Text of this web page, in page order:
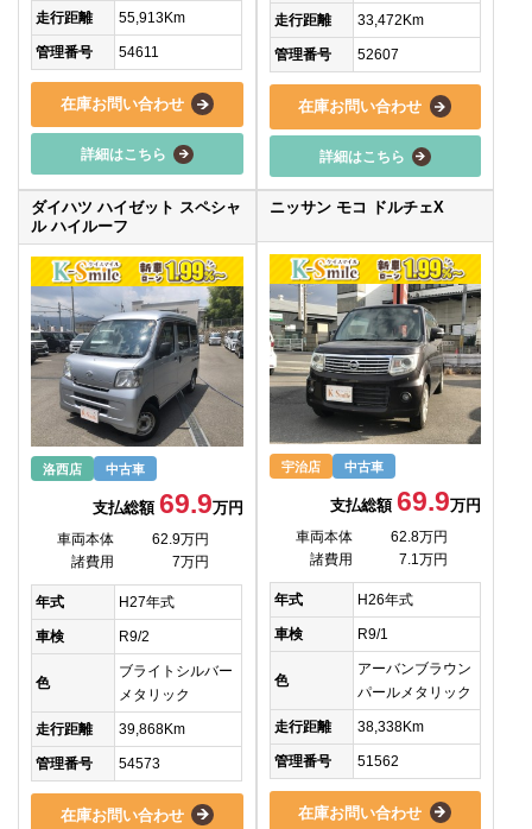
走行距離 55,913Km
管理番号 54611
在庫お問い合わせ
詳細はこちら
走行距離 33,472Km
管理番号 52607
在庫お問い合わせ
詳細はこちら
ダイハツ ハイゼット スペシャ
ル ハイルーフ
洛西店 中古車
支払総額 69.9万円
車両本体
62.9万円
諸費用
7万円
年式 H27年式
車検 R9/2
色
ブライトシルバー
メタリック
走行距離 39,868Km
管理番号 54573
在庫お問い合わせ
ニッサン モコ ドルチェX
宇治店 中古車
支払総額69.9万円
車両本体
62.8万円
諸費用
7.1万円
年式 H26年式
車検 R9/1
色
アーバンブラウン
パールメタリック
走行距離 38,338Km
管理番号 51562
在庫お問い合わせ